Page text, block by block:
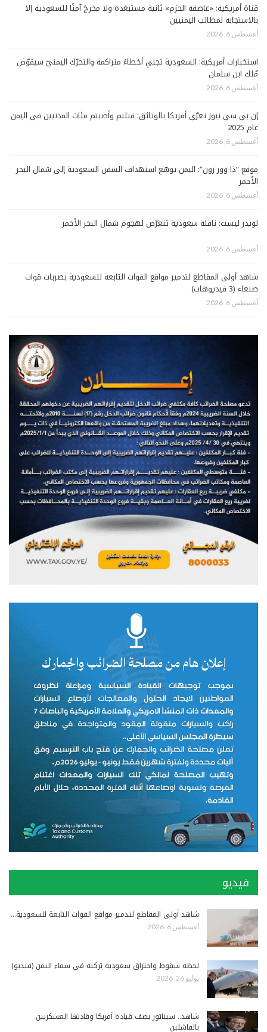
قناة أمريكية: «عاصفة الحزم» ثانية مستبعَدة ولا مخرجَ آمنًا للسعودية إلا
بالاستجابة لمطالب اليمنيين
أغسطس 6, 2026
استخبارات أمريكية: السعودية تجني أخطاءً متراكمة والتحرّك اليمنيّ سيقوّض
مُلك ابن سلمان
أغسطس 6, 2026
إن بي سي نيوز تعرّي أمريكا بالوثائق: قتلتم وأصبتم مئات المدنيين في اليمن
عام 2025
أغسطس 6, 2026
موقع “ذا وور زون”: اليمن يوسّع استهداف السفن السعودية إلى شمال البحر
الأحمر
أغسطس 6, 2026
لويدز ليست: ناقلة سعودية تتعرّض لهجوم شمال البحر الأحمر
أغسطس 6, 2026
شاهد أولى المقاطع لتدمير مواقع القوات التابعة للسعودية بضربات قوات
صنعاء (3 فيديوهات)
أغسطس 6, 2026
فيديو
شاهد أولى المقاطع لتدمير مواقع القوات التابعة للسعودية…
أغسطس 6, 2026
لحظة سقوط واحتراق سعودية تركية في سماء اليمن (فيديو)
يوليو 26, 2026
شاهد.. سيناتور يصف قيادة أمريكا وقادتها العسكريين
بالفاشلين